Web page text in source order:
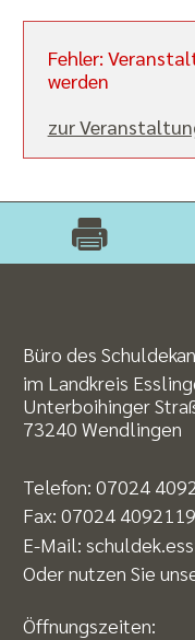
Fehler:
werden
zur
Büro des
im Landkreis
Unterboihinger
73240 Wendlingen
Telefon: 07024
Fax: 07024 4092119
E-Mail:
Oder nutzen Sie
Öffnungszeiten: